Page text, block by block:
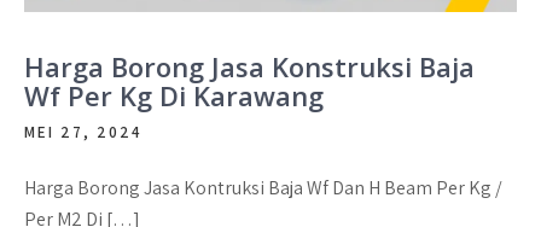
Harga Borong Jasa Konstruksi Baja
Wf Per Kg Di Karawang
MEI 27, 2024
Harga Borong Jasa Kontruksi Baja Wf Dan H Beam Per Kg /
Per M2 Di […]